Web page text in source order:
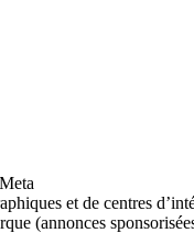
et de centres
(annonces